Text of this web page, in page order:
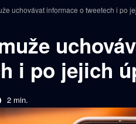
uchovávat informace o tweetech i po
i po jejich
2min.